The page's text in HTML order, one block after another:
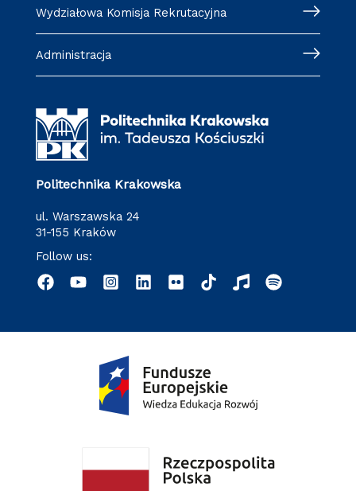
Wydziałowa Komisja Rekrutacyjna
Administracja
Politechnika Krakowska
ul. Warszawska 24
31-155 Kraków
Follow us: